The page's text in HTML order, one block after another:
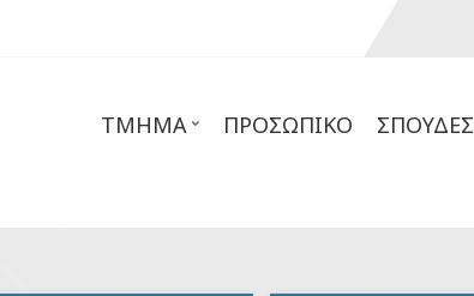
ΤΜΉΜΑ ΠΡΟΣΩΠΙΚΌ ΣΠΟΥΔΈΣ